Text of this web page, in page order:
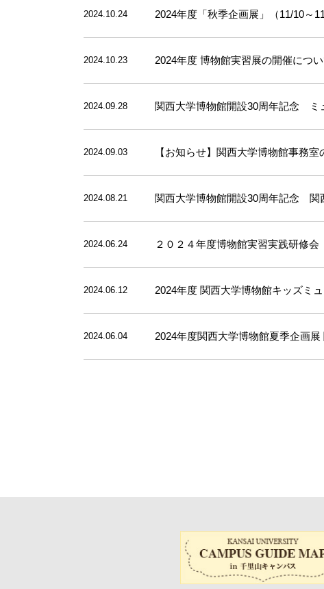
2024.10.24 2024年度「秋季企画展」（11/10～
2024.10.23 2024年度 博物館実習展の開催につい
2024.09.28 関西大学博物館開設30周年記念 ミ
2024.09.03 【お知らせ】関西大学博物館事務
2024.08.21 関西大学博物館開設30周年記念 関
2024.06.24 ２０２４年度博物館実習実践研修
2024.06.12 2024年度 関西大学博物館キッズミ
2024.06.04 2024年度関西大学博物館夏季企画